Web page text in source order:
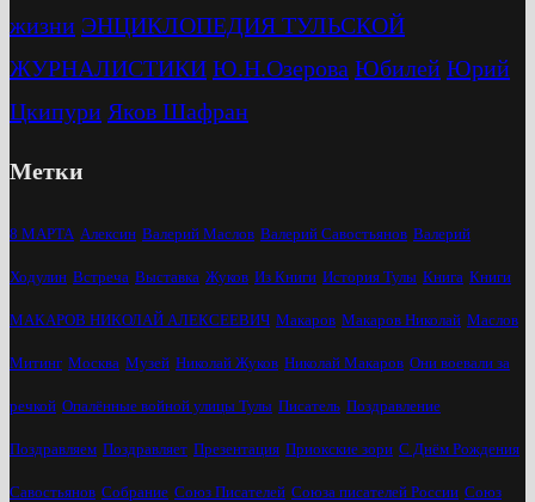
жизни ЭНЦИКЛОПЕДИЯ ТУЛЬСКОЙ
ЖУРНАЛИСТИКИ Ю.Н.Озерова Юбилей Юрий
Цкипури Яков Шафран
Метки
8 МАРТА Алексин Валерий Маслов Валерий Савостьянов Валерий
Ходулин Встреча Выставка Жуков Из Книги История Тулы Книга Книги
МАКАРОВ НИКОЛАЙ АЛЕКСЕЕВИЧ Макаров Макаров Николай Маслов
Митинг Москва Музей Николай Жуков Николай Макаров Они воевали за
речкой Опалённые войной улицы Тулы Писатель Поздравление
Поздравляем Поздравляет Презентация Приокские зори С Днём Рождения
Савостьянов Собрание Союз Писателей Союза писателей России Союз